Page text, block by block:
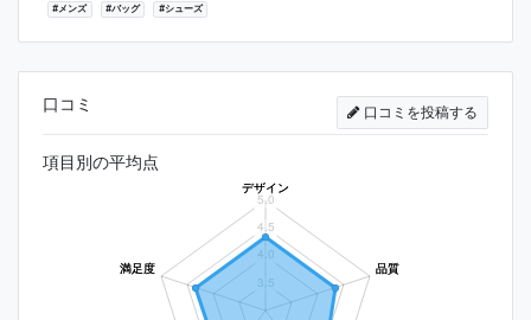
#メンズ
#バッグ #シューズ
口コミを投稿する
口コミ
項目別の平均点